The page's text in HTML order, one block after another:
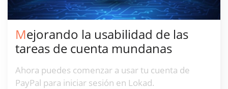
Mejorando la usabilidad de las
tareas de cuenta mundanas
Ahora puedes comenzar a usar tu cuenta de
PayPal para iniciar sesión en Lokad.